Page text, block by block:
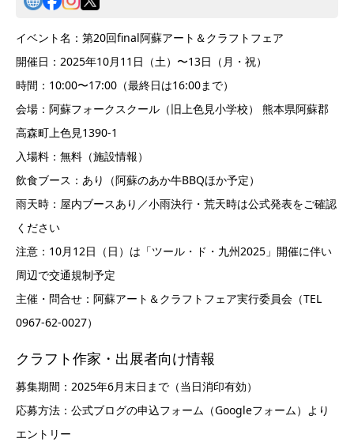
イベント名：第20回final阿蘇アート＆クラフトフェア
開催日：2025年10月11日（土）〜13日（月・祝）
時間：10:00〜17:00（最終日は16:00まで）
会場：阿蘇フォークスクール（旧上色見小学校） 熊本県阿蘇郡
高森町上色見1390-1
入場料：無料（施設情報）
飲食ブース：あり（阿蘇のあか牛BBQほか予定）
雨天時：屋内ブースあり／小雨決行・荒天時は公式発表をご確認
ください
注意：10月12日（日）は「ツール・ド・九州2025」開催に伴い
周辺で交通規制予定
主催・問合せ：阿蘇アート＆クラフトフェア実行委員会（TEL
0967-62-0027）
クラフト作家・出展者向け情報
募集期間：2025年6月末日まで（当日消印有効）
応募方法：公式ブログの申込フォーム（Googleフォーム）より
エントリー